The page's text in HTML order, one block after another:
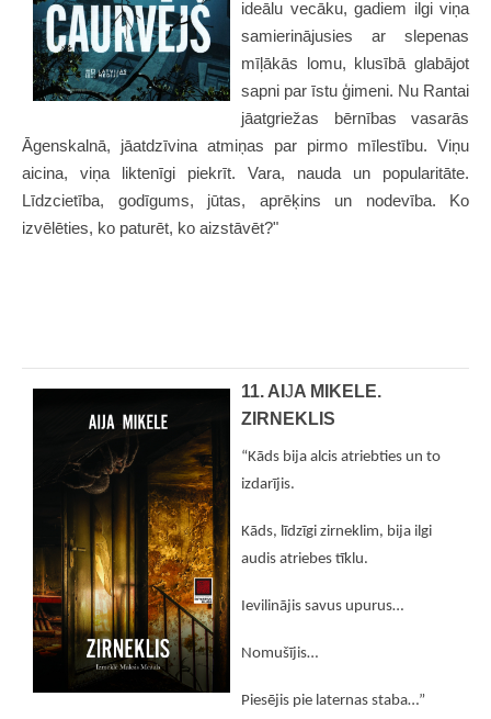
ideālu vecāku, gadiem ilgi viņa
samierinājusies ar slepenas
mīļākās lomu, klusībā glabājot
sapni par īstu ģimeni. Nu Rantai
jāatgriežas bērnības vasarās
Āgenskalnā, jāatdzīvina atmiņas par pirmo mīlestību. Viņu
aicina, viņa liktenīgi piekrīt. Vara, nauda un popularitāte.
Līdzcietība, godīgums, jūtas, aprēķins un nodevība. Ko
izvēlēties, ko paturēt, ko aizstāvēt?"
11. AI JA MIKELE.
ZIRNEKLIS
“Kāds bija alcis atriebties un to
izdarījis.
Kāds, līdzīgi zirneklim, bija ilgi
audis atriebes tīklu.
Ievilinājis savus upurus…
Nomušījis…
Piesējis pie laternas staba…”